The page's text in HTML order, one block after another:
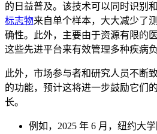
的日益普及。该技术可以同时识别
标志物来自单个样本，大大减少了
确性。此外，主要由于资源有限的
这些先进平台来有效管理多种疾病负
此外，市场参与者和研究人员不断
的功能，预计这将进一步鼓励它们
长。
例如，2025 年 6 月，纽约大